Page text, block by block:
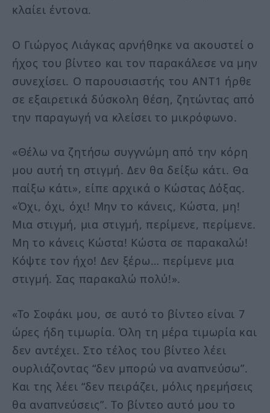
κλαίει έντονα.
Ο Γιώργος Λιάγκας αρνήθηκε να ακουστεί ο
ήχος του βίντεο και τον παρακάλεσε να μην
συνεχίσει. Ο παρουσιαστής του ΑΝΤ1 ήρθε
σε εξαιρετικά δύσκολη θέση, ζητώντας από
την παραγωγή να κλείσει το μικρόφωνο.
«Θέλω να ζητήσω συγγνώμη από την κόρη
μου αυτή τη στιγμή. Δεν θα δείξω κάτι. Θα
παίξω κάτι», είπε αρχικά ο Κώστας Δόξας.
«Όχι, όχι, όχι! Μην το κάνεις, Κώστα, μη!
Μια στιγμή, μια στιγμή, περίμενε, περίμενε.
Μη το κάνεις Κώστα! Κώστα σε παρακαλώ!
Κόψτε τον ήχο! Δεν ξέρω… περίμενε μια
στιγμή. Σας παρακαλώ πολύ!».
«Το Σοφάκι μου, σε αυτό το βίντεο είναι 7
ώρες ήδη τιμωρία. Όλη τη μέρα τιμωρία και
δεν αντέχει. Στο τέλος του βίντεο λέει
ουρλιάζοντας “δεν μπορώ να αναπνεύσω”.
Και της λέει “δεν πειράζει, μόλις ηρεμήσεις
θα αναπνεύσεις”. Το βίντεο αυτό μου το